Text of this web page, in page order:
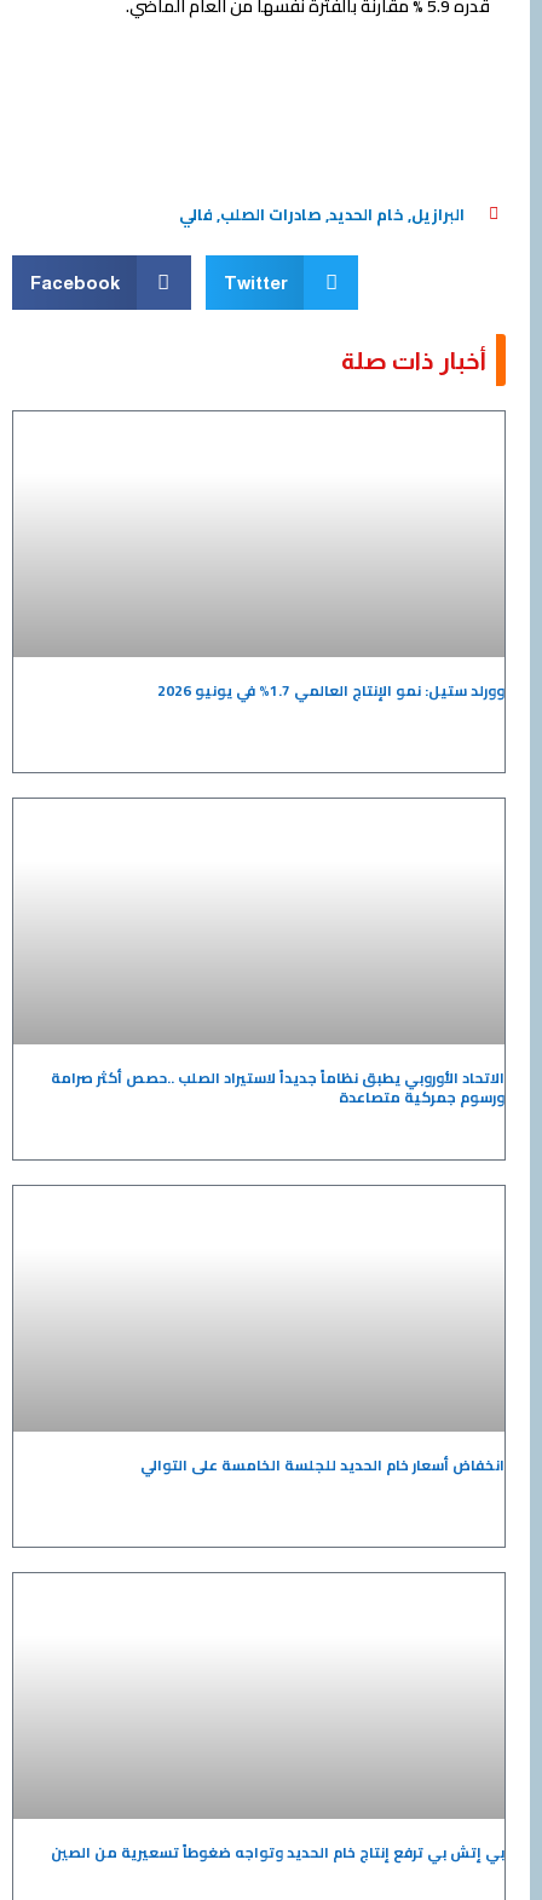
,خام الحديد,صادرات الصلب,فالي
Twitter
Facebook
ذات صلة
الإنتاج العالمي 1.7% في يونيو 2026
الأوروبي يطبق نظاماً جديداً لاستيراد الصلب ..حصص أكثر صرامة
متصاعدة
خام الحديد للجلسة الخامسة على التوالي
ترفع إنتاج خام الحديد وتواجه ضغوطاً تسعيرية من الصين